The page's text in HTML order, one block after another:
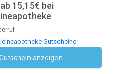
15,15€ bei
Gutscheine
anzeigen